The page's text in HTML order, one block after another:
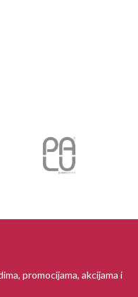
promocijama, akcijama i